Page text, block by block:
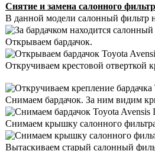
Снятие и замена салонного
В данной модели салонный фильтр
Открываем бардачок.
Откручиваем крестовой отверткой
Снимаем бардачок. За ним видим
Снимаем крышку салонного
Вытаскиваем старый салонный